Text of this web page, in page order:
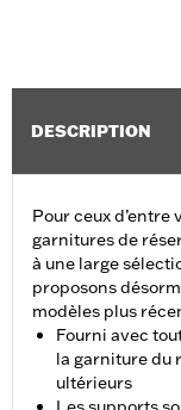
DESCRIPTION
Pour ceux d’entre
garnitures de
à une large
proposons
modèles plus
Fourni avec
la garniture du
ultérieurs